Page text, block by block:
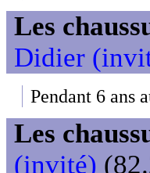
Les
Didier
Pendant 6 ans
Les
(invité)